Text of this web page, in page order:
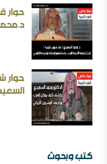
إيران المسكينة ورد على
حوار
حوار
كتب وبحوث